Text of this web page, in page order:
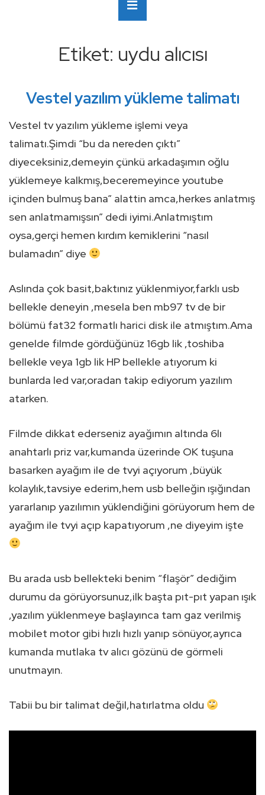
Etiket: uydu alıcısı
Vestel yazılım yükleme talimatı
Vestel tv yazılım yükleme işlemi veya
talimatı.Şimdi “bu da nereden çıktı”
diyeceksiniz,demeyin çünkü arkadaşımın oğlu
yüklemeye kalkmış,beceremeyince youtube
içinden bulmuş bana” alattin amca,herkes anlatmış
sen anlatmamışsın” dedi iyimi.Anlatmıştım
oysa,gerçi hemen kırdım kemiklerini “nasıl
bulamadın” diye
Aslında çok basit,baktınız yüklenmiyor,farklı usb
bellekle deneyin ,mesela ben mb97 tv de bir
bölümü fat32 formatlı harici disk ile atmıştım.Ama
genelde filmde gördüğünüz 16gb lik ,toshiba
bellekle veya 1gb lik HP bellekle atıyorum ki
bunlarda led var,oradan takip ediyorum yazılım
atarken.
Filmde dikkat ederseniz ayağımın altında 6lı
anahtarlı priz var,kumanda üzerinde OK tuşuna
basarken ayağım ile de tvyi açıyorum ,büyük
kolaylık,tavsiye ederim,hem usb belleğin ışığından
yararlanıp yazılımın yüklendiğini görüyorum hem de
ayağım ile tvyi açıp kapatıyorum ,ne diyeyim işte
Bu arada usb bellekteki benim “flaşör” dediğim
durumu da görüyorsunuz,ilk başta pıt-pıt yapan ışık
,yazılım yüklenmeye başlayınca tam gaz verilmiş
mobilet motor gibi hızlı hızlı yanıp sönüyor,ayrıca
kumanda mutlaka tv alıcı gözünü de görmeli
unutmayın.
Tabii bu bir talimat değil,hatırlatma oldu